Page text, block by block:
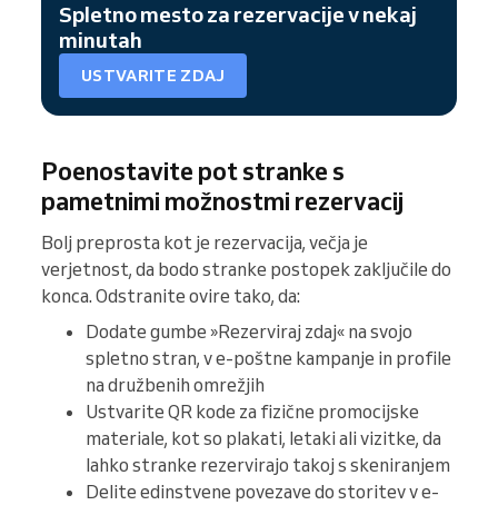
Spletno mesto za rezervacije v nekaj
minutah
USTVARITE ZDAJ
Poenostavite pot stranke s
pametnimi možnostmi rezervacij
Bolj preprosta kot je rezervacija, večja je
verjetnost, da bodo stranke postopek zaključile do
konca. Odstranite ovire tako, da:
Dodate gumbe »Rezerviraj zdaj« na svojo
spletno stran, v e-poštne kampanje in profile
na družbenih omrežjih
Ustvarite QR kode za fizične promocijske
materiale, kot so plakati, letaki ali vizitke, da
lahko stranke rezervirajo takoj s skeniranjem
Delite edinstvene povezave do storitev v e-